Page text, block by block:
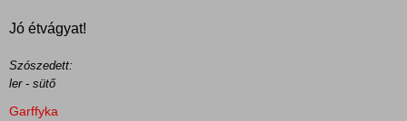
Jó étvágyat!
Szószedett:
ler - sütő
Garffyka